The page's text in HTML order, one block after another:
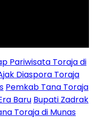
Pariwisata Toraja di
Diaspora Toraja
Pemkab Tana Toraja
Baru Bupati Zadrak
Toraja di Munas